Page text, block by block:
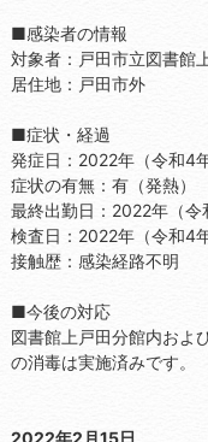
■感染者の情報
対象者：戸田市立図書館
居住地：戸田市外
■症状・経過
発症日：2022年（令和4
症状の有無：有（発熱）
最終出勤日：2022年（令
検査日：2022年（令和4
接触歴：感染経路不明
■今後の対応
図書館上戸田分館内およ
の消毒は実施済みです。
2022年2月15日